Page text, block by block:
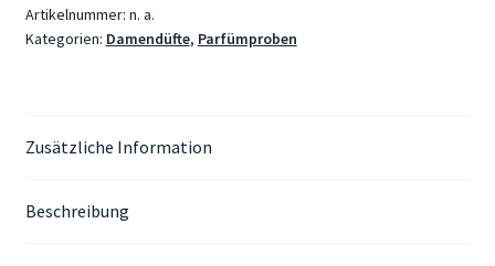
Limited
Edition
Artikelnummer: n. a.
Kategorien: Damendüfte, Parfümproben
Zusätzliche Information
Beschreibung